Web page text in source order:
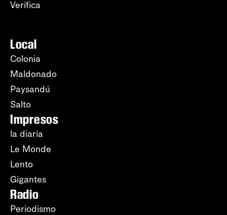
Verifica
Local
Colonia
Maldonado
Paysandú
Salto
Impresos
la diaria
Le Monde
Lento
Gigantes
Radio
Periodismo